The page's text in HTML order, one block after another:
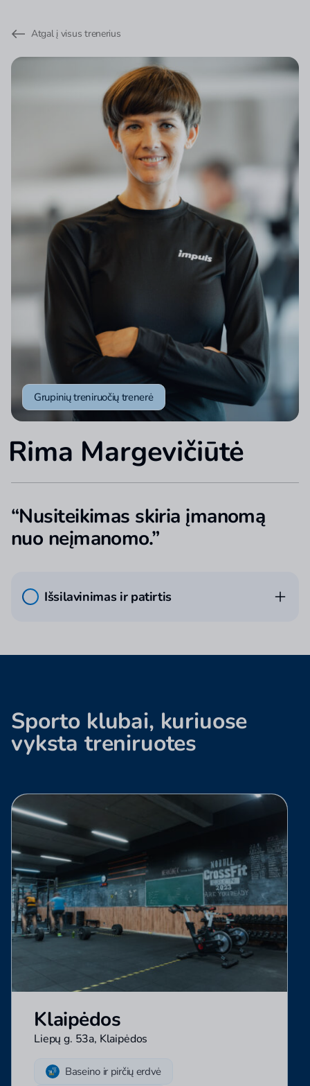
Atgal į visus trenerius
Rima Margevičiūtė
“Nusiteikimas skiria įmanomą
nuo neįmanomo.”
Išsilavinimas ir patirtis
laipsnis Klaipėdos universitetas; Kineziterapijos
Grupinių treniruočių trenerė
Sporto klubai, kuriuose
vyksta treniruotes
Klaipėdos
Liepų g. 53a, Klaipėdos
Baseino ir pirčių erdvė